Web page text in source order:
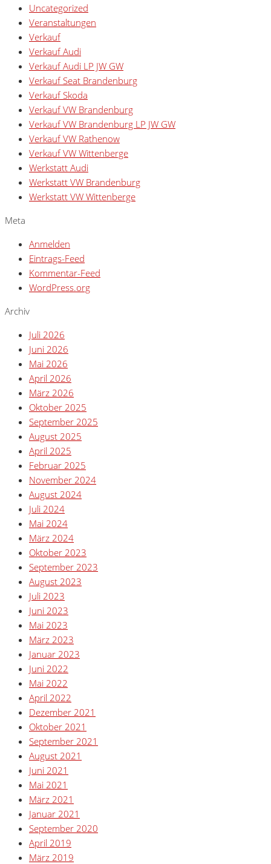
Uncategorized
Veranstaltungen
Verkauf
Verkauf Audi
Verkauf Audi LP JW GW
Verkauf Seat Brandenburg
Verkauf Skoda
Verkauf VW Brandenburg
Verkauf VW Brandenburg LP JW GW
Verkauf VW Rathenow
Verkauf VW Wittenberge
Werkstatt Audi
Werkstatt VW Brandenburg
Werkstatt VW Wittenberge
Meta
Anmelden
Eintrags-Feed
Kommentar-Feed
WordPress.org
Archiv
Juli 2026
Juni 2026
Mai 2026
April 2026
März 2026
Oktober 2025
September 2025
August 2025
April 2025
Februar 2025
November 2024
August 2024
Juli 2024
Mai 2024
März 2024
Oktober 2023
September 2023
August 2023
Juli 2023
Juni 2023
Mai 2023
März 2023
Januar 2023
Juni 2022
Mai 2022
April 2022
Dezember 2021
Oktober 2021
September 2021
August 2021
Juni 2021
Mai 2021
März 2021
Januar 2021
September 2020
April 2019
März 2019